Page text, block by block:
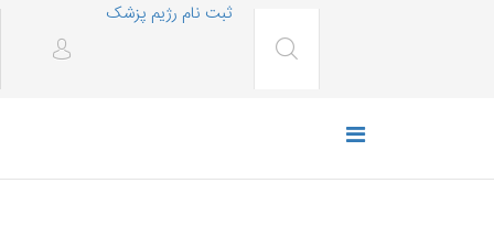
ثبت نام رژیم پزشک